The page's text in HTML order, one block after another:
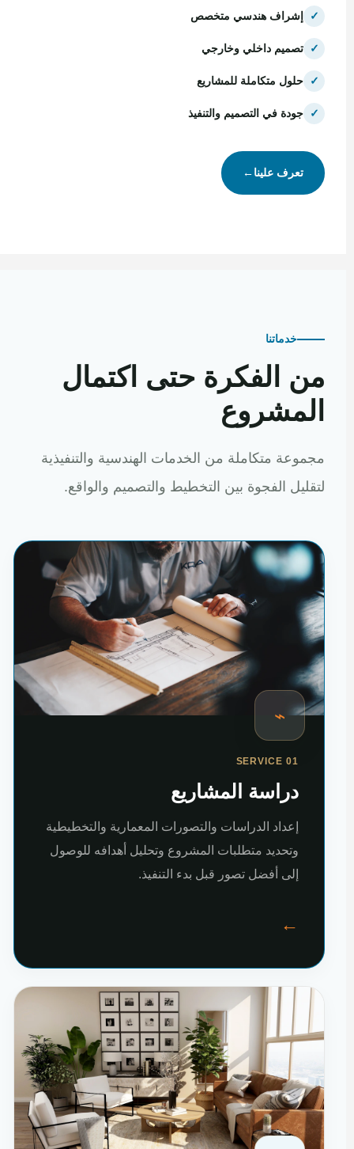
✓ إشراف هندسي متخصص
✓ تصميم داخلي وخارجي
✓ حلول متكاملة للمشاريع
✓ جودة في التصميم والتنفيذ
تعرف علينا←
خدماتنا
من الفكرة حتى اكتمال
المشروع
مجموعة متكاملة من الخدمات الهندسية والتنفيذية
لتقليل الفجوة بين التخطيط والتصميم والواقع.
⌁
SERVICE 01
دراسة المشاريع
إعداد الدراسات والتصورات المعمارية والتخطيطية
وتحديد متطلبات المشروع وتحليل أهدافه للوصول
إلى أفضل تصور قبل بدء التنفيذ.
←